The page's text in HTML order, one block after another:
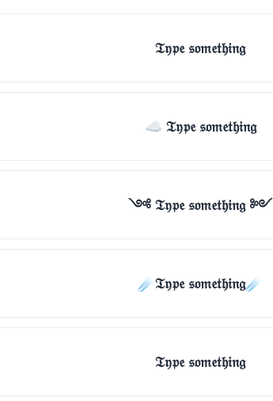
𝔗𝔶𝔭𝔢 𝔰𝔬𝔪𝔢𝔱𝔥𝔦𝔫𝔤
☁ 𝔗𝔶𝔭𝔢 𝔰𝔬𝔪𝔢𝔱𝔥𝔦𝔫𝔤
༺ 𝔗𝔶𝔭𝔢 𝔰𝔬𝔪𝔢𝔱𝔥𝔦𝔫𝔤 ༻
☄️𝔗𝔶𝔭𝔢 𝔰𝔬𝔪𝔢𝔱𝔥𝔦𝔫𝔤☄️
𝔗𝔶𝔭𝔢 𝔰𝔬𝔪𝔢𝔱𝔥𝔦𝔫𝔤